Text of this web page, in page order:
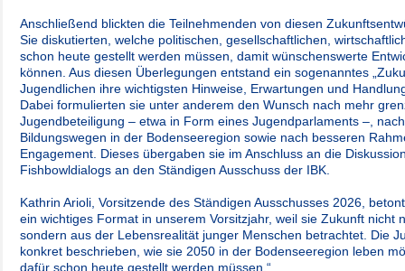
Anschließend blickten die Teilnehmenden von diesen
Sie diskutierten, welche politischen, gesellschaftlichen,
schon heute gestellt werden müssen, damit wünschenswerte
können. Aus diesen Überlegungen entstand ein sogenanntes
Jugendlichen ihre wichtigsten Hinweise, Erwartungen und
Dabei formulierten sie unter anderem den Wunsch nach mehr
Jugendbeteiligung – etwa in Form eines Jugendparlaments –,
Bildungswegen in der Bodenseeregion sowie nach besseren
Engagement. Dieses übergaben sie im Anschluss an die
Fishbowldialogs an den Ständigen Ausschuss der IBK.
Kathrin Arioli, Vorsitzende des Ständigen Ausschusses 2026,
ein wichtiges Format in unserem Vorsitzjahr, weil sie Zukunft nicht
sondern aus der Lebensrealität junger Menschen betrachtet. Die
konkret beschrieben, wie sie 2050 in der Bodenseeregion leben
dafür schon heute gestellt werden müssen.“